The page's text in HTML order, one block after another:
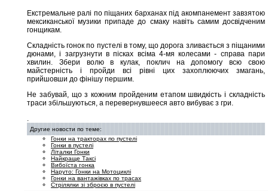
Екстремальне ралі по піщаних барханах під акомпанемент завзятою
мексиканської музики припаде до смаку навіть самим досвідченим
гонщикам.
Складність гонок по пустелі в тому, що дорога зливається з піщаними
дюнами, і загрузнути в пісках всіма 4-мя колесами - справа пари
хвилин. Збери волю в кулак, поклич на допомогу всю свою
майстерність і пройди всі рівні цих захоплюючих змагань,
прийшовши до фінішу першим.
Не забувай, що з кожним пройденим етапом швидкість і складність
траси збільшуються, а перевернувшееся авто вибуває з гри.
.
Другие новости по теме:
Гонки на тракторах по пустелі
Гонки в пустелі
Літалки Гонки
Найкраще Таксі
Вибоїста гонка
Наруто: Гонки на Мотоциклі
Гонки на вантажівках по трасах
Стрілялки зі зброєю в пустелі